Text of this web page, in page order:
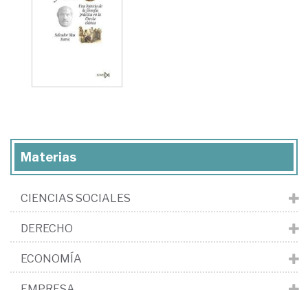
Materias
CIENCIAS SOCIALES
DERECHO
ECONOMÍA